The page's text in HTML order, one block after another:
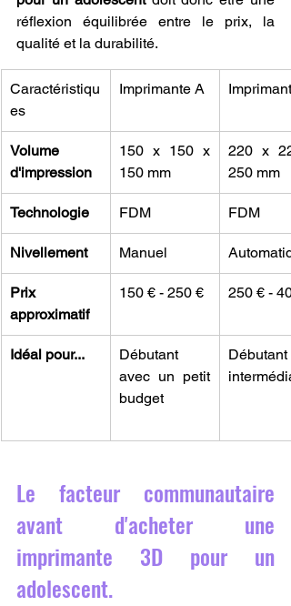
réflexion équilibrée entre le prix, la
qualité et la durabilité.
Caractéristiqu
es
Imprimante A
Volume
d'impression
150 x 150 x
150 mm
220 x
250 mm
Technologie FDM FDM
Nivellement Manuel
Prix
approximatif
150 € - 250 € 250 € -
Idéal pour...
Débutant
avec un petit
budget
Le facteur communautaire
avant d'acheter une
imprimante 3D pour un
adolescent.